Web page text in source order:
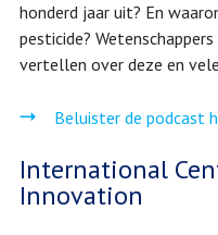
honderd jaar uit? En
pesticide?
vertellen over deze en
Beluister de podcast
International
Innovation